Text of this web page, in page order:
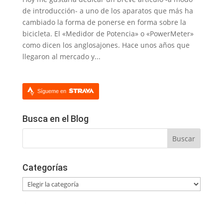
de introducción- a uno de los aparatos que más ha
cambiado la forma de ponerse en forma sobre la
bicicleta. El «Medidor de Potencia» o «PowerMeter»
como dicen los anglosajones. Hace unos años que
llegaron al mercado y...
Sígueme en
Busca en el Blog
Categorías
Categorías